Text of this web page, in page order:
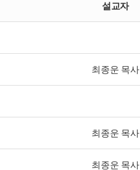
설교자
최종운 목사
최종운 목사
최종운 목사